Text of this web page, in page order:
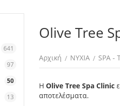
Olive Tree
Αρχική / ΝΥΧΙΑ / SPA -
Η Olive Tree Spa Clinic
αποτελέσματα.
641
97
50
13